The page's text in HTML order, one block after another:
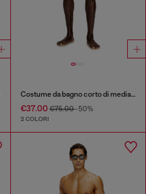
Costume da bagno corto di media lunghezza con logo sagomato.
€37.00€75.00-50%
2 COLORI